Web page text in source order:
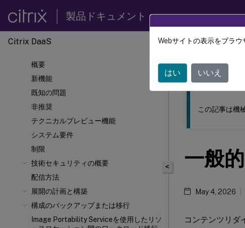
製品ドキュメント
Citrix DaaS
概要
新機能
既知の問題
非推奨
テクニカルプレビュー機能
システム要件
制限
技術セキュリティの概要
配信方法
展開の計画と構築
構成のバックアップまたは移行
Image Portability Serviceを使用したリソ
このコンテンツは動
Citrix DaaS
<
この記事は機
一般
May 4, 2026
コンテンツリダ
Webサイトの表示をブラ
はい いいえ